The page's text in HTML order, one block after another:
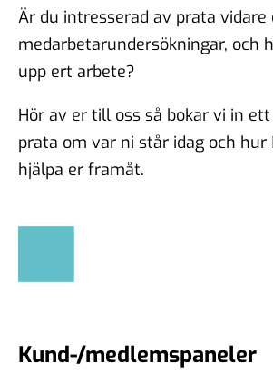
Är du intresserad av prata vidare
medarbetarundersökningar, och
upp ert arbete?
Hör av er till oss så bokar vi in
prata om var ni står idag och hur
hjälpa er framåt.
Kund-/medlemspaneler